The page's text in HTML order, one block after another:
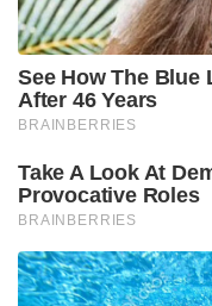
വിസ
സ്ഥാപനമായിരുന്നു.
പാകിസ്താൻറെ
തെളിവുകൾ
ഇന്ത്യയ്ക്ക്
Tags:
Tahawur hussain
tahhavur hussian Rana